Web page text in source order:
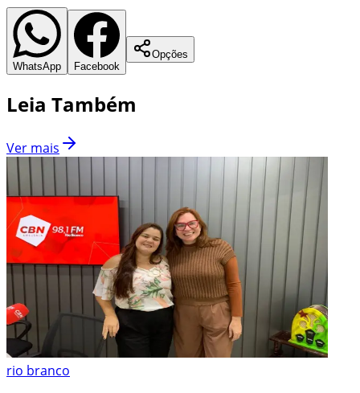
WhatsApp Facebook
Opções
Leia Também
Ver mais
rio branco